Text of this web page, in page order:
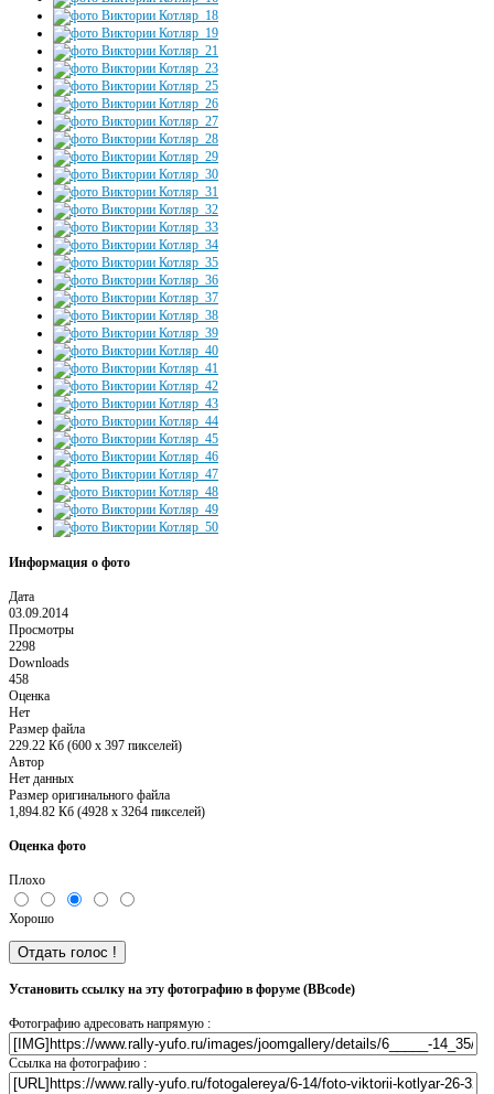
Информация о фото
Дата
03.09.2014
Просмотры
2298
Downloads
458
Оценка
Нет
Размер файла
229.22 Кб (600 x 397 пикселей)
Автор
Нет данных
Размер оригинального файла
1,894.82 Кб (4928 x 3264 пикселей)
Оценка фото
Плохо
Хорошо
Установить ссылку на эту фотографию в форуме (BBcode)
Фотографию адресовать напрямую :
Ссылка на фотографию :